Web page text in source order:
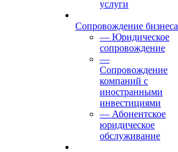
услуги
Сопровождение бизнеса
— Юридическое
сопровождение
—
Сопровождение
компаний с
иностранными
инвестициями
— Абонентское
юридическое
обслуживание